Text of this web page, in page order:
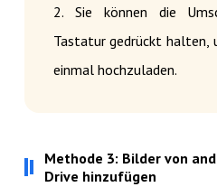
2. Sie können die
Tastatur gedrückt halten,
einmal hochzuladen.
Methode 3: Bilder von
Drive hinzufügen